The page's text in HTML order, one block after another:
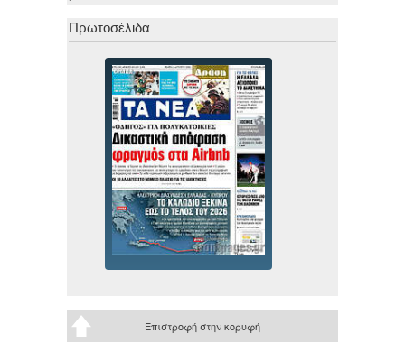
Πρωτοσέλιδα
Επιστροφή στην κορυφή